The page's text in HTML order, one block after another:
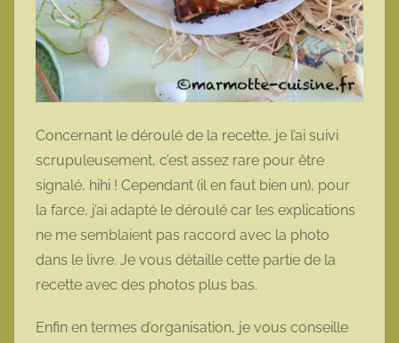
Concernant le déroulé de la recette, je l’ai suivi
scrupuleusement, c’est assez rare pour être
signalé, hihi ! Cependant (il en faut bien un), pour
la farce, j’ai adapté le déroulé car les explications
ne me semblaient pas raccord avec la photo
dans le livre. Je vous détaille cette partie de la
recette avec des photos plus bas.
Enfin en termes d’organisation, je vous conseille